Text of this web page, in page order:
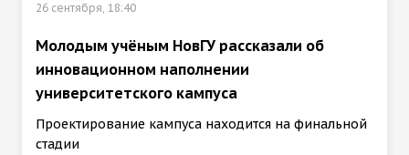
26 сентября, 18:40
Молодым учёным НовГУ рассказали об
инновационном наполнении
университетского кампуса
Проектирование кампуса находится на финальной
стадии